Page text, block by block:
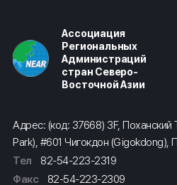
Ассоциация
Региональных
Администраций
стран Северо-
Восточной Азии
Адрес: (код: 37668) 3F, Поханский
Park), #601 Чигокдон (Gigokdong),
Тел
82-54-223-2319
Факс
82-54-223-2309